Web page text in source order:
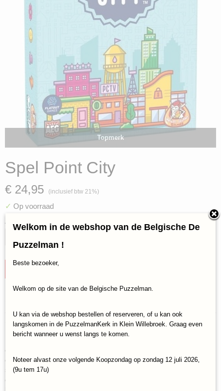
Topmerk
Spel Point City
€ 24,95 (inclusief btw 21%)
✓ Op voorraad
Aantal
Productcode
White Goblin-2341
Omschrijving
Neem twee aangrenzende kaarten van het dynamische stadsraster
en voeg ze toe aan je alsmaar verder groeiende stad. Gebruik je
grondstofkaarten en bonussen om gebouwkaarten te bouwen die
specifieke combinaties vereisen. Bouw speciale algemene
gebouwen om de punten van je stad te vermenigvuldigen en de
Welkom in de webshop van de Belgische De
Puzzelman !
Beste bezoeker,
Welkom op de site van de Belgische Puzzelman.
U kan via de webshop bestellen of reserveren, of u kan ook
langskomen in de PuzzelmanKerk in Klein Willebroek. Graag even
bericht wanneer u wenst langs te komen.
Noteer alvast onze volgende Koopzondag op zondag 12 juli 2026,
(9u tem 17u)